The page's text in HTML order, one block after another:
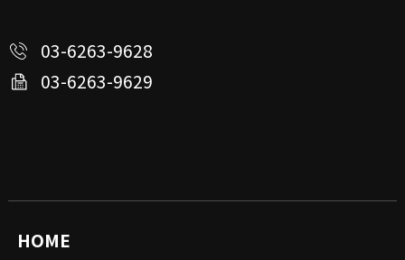
03-6263-9628
03-6263-9629
HOME